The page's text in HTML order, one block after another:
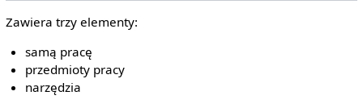
Zawiera trzy elementy:
samą pracę
przedmioty pracy
narzędzia